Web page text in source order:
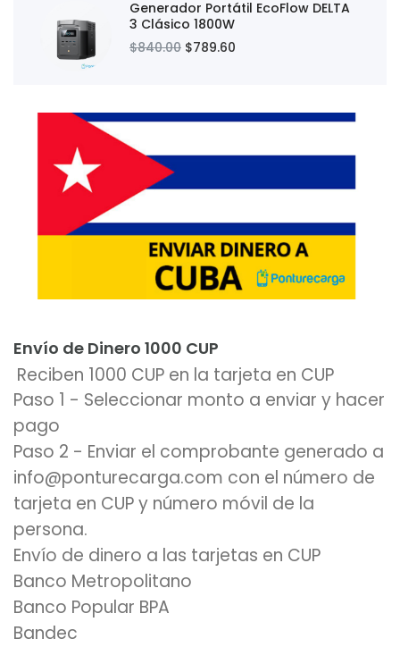
Generador Portátil EcoFlow DELTA
3 Clásico 1800W
$840.00 $789.60
Envío de Dinero 1000 CUP
Reciben 1000 CUP en la tarjeta en CUP
Paso 1 - Seleccionar monto a enviar y hacer
pago
Paso 2 - Enviar el comprobante generado a
info@ponturecarga.com con el número de
tarjeta en CUP y número móvil de la
persona.
Envío de dinero a las tarjetas en CUP
Banco Metropolitano
Banco Popular BPA
Bandec